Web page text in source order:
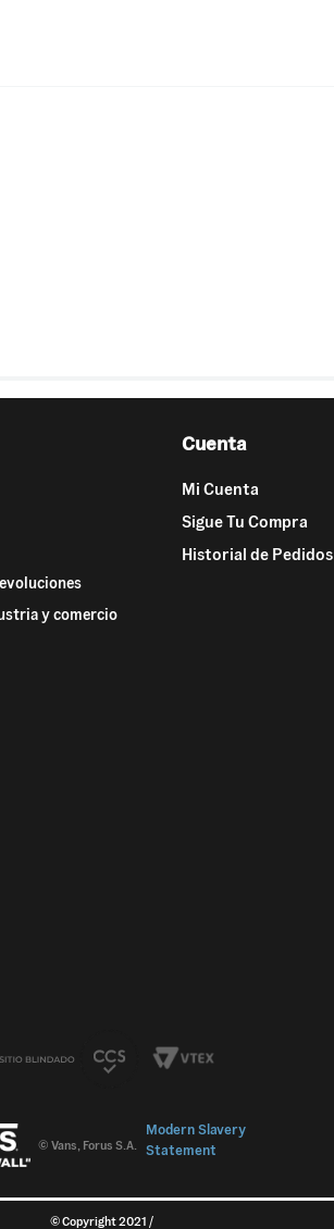
y comercio
Cuenta
Mi Cuenta
Sigue Tu Compra
Historial de Pedidos
© Vans, Forus S.A.
© Copyright 2021 /